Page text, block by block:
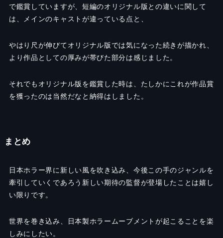
で鑑賞していますが、短編のオリジナル版との違いに関して
は、メインのキャストが違っている点と、
やはり尺が伸びてオリジナル版では気になった続きが描かれ、
より作品としての厚みが帯びた部分は感じました。
それでもオリジナル版を鑑賞した時は、たしかにこれが作品賞
を獲ったのは当然だなと納得はしました。
まとめ
日本ホラー界に新しい風を吹き込み、今後この手のジャンルを
牽引していくであろう新しい期待の監督が登場したことは嬉し
い限りです。
世界を巻き込み、日本製ホラームーブメントが起こることを楽
しみにしたい。